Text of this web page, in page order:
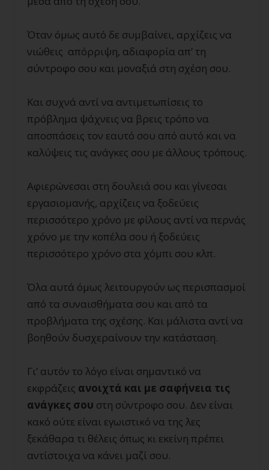
Όταν όμως αυτό δε συμβαίνει, αρχίζεις να
νιώθεις απόρριψη, αδιαφορία απ’ τη
σύντροφο σου και μοναξιά στη σχέση σου.
Και συχνά αντί να αντιμετωπίσεις το
πρόβλημα ψάχνεις να βρεις τρόπο να
αποσπάσεις τον εαυτό σου από αυτό και να
καλύψεις τις ανάγκες σου με άλλους τρόπους.
Αφιερώνεσαι στη δουλειά σου και γίνεσαι
εργασιομανής, αρχίζεις να ξοδεύεις
περισσότερο χρόνο με φίλους αντί να περνάς
χρόνο με την κοπέλα σου ή ξοδεύεις
περισσότερο χρόνο στα χόμπι σου κλπ.
Όλα αυτά όμως λειτουργούν ως περισπασμοί
από τα συναισθήματα σου και από τα
προβλήματα της σχέσης. Και μάλιστα αντί να
βοηθούν δυσχεραίνουν την κατάσταση.
Γι’ αυτόν το λόγο είναι σημαντικό να
εκφράζεις ανοιχτά και με σαφήνεια τις
ανάγκες σου στη σύντροφο σου. Δεν είναι
κακό ούτε είναι εγωιστικό να της λες
ξεκάθαρα τι θέλεις όπως κι εκείνη πρέπει
αντίστοιχα να κάνει μαζί σου.